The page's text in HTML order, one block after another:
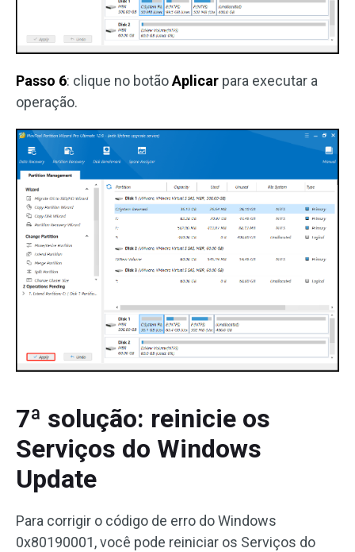
Passo 6: clique no botãoAplicar para executar a
operação.
7ª solução: reinicie os
Serviços do Windows
Update
Para corrigir o código de erro do Windows
0x80190001, você pode reiniciar os Serviços do